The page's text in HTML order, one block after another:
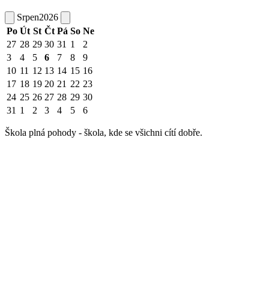
Srpen2026
Po Út St Čt Pá So Ne
27 28 29 30 31 1
2
3
4 5 6 7 8
9
10 11 12 13 14 15 16
17 18 19 20 21 22 23
24 25 26 27 28 29 30
31 1 2 3 4 5 6
Škola plná pohody - škola, kde se všichni cítí dobře.